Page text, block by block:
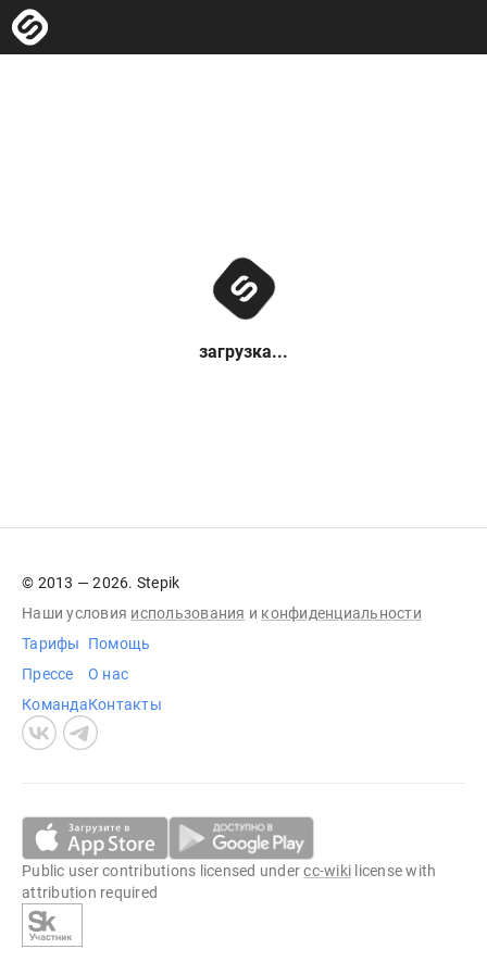
загрузка...
© 2013 — 2026. Stepik
Наши условия использования и конфиденциальности
Тарифы
Прессе
Команда
Помощь
О нас
Контакты
Public user contributions licensed undercc-wiki license with
attribution required